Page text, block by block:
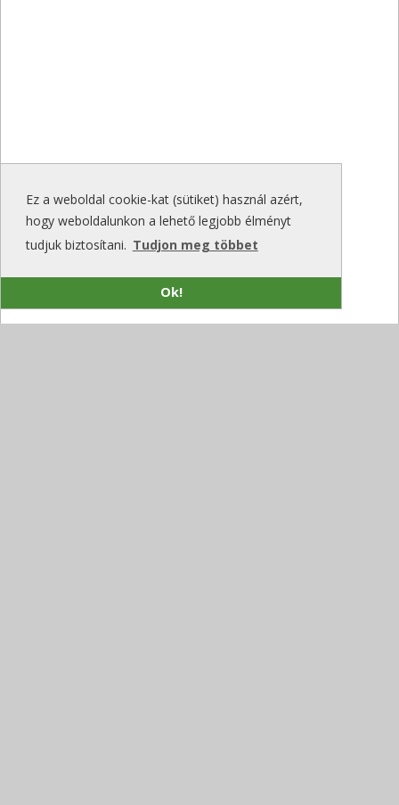
Ez a weboldal cookie-kat (sütiket) használ azért,
hogy weboldalunkon a lehető legjobb élményt
tudjuk biztosítani. Tudjon meg többet
Ok!